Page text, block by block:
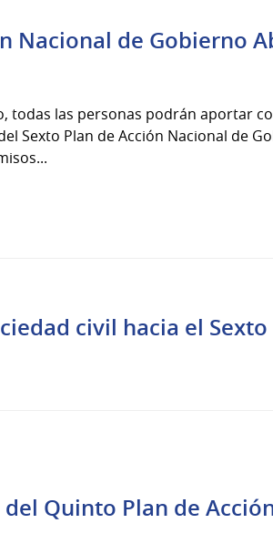
Nacional de Gobierno
todas las personas podrán aportar
Sexto Plan de Acción Nacional de
civil hacia el
Quinto Plan de